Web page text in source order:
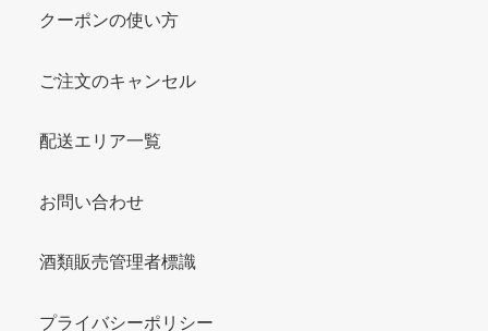
クーポンの使い方
ご注文のキャンセル
配送エリア一覧
お問い合わせ
酒類販売管理者標識
プライバシーポリシー